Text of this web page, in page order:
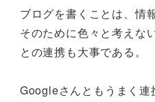
ブログを書くことは、情
そのために色々と考えな
との連携も大事である。
Googleさんともうまく連